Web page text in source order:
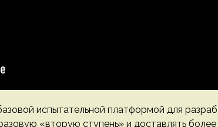
испытательной платформой для
«вторую ступень» и доставлять более